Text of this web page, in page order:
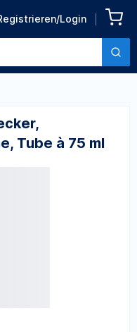
Login
Zurück zu den Produktdetails
Tube à 75 ml